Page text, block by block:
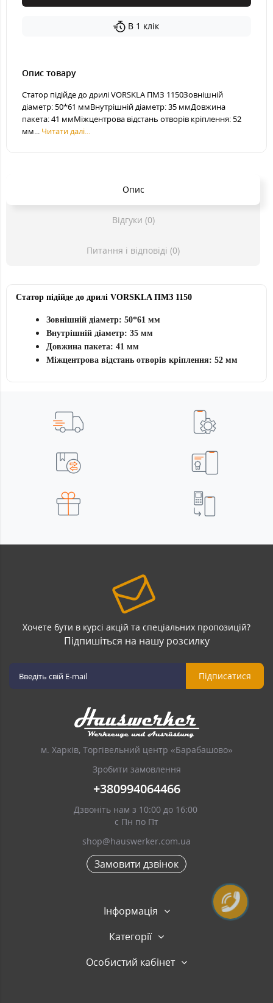
В 1 клік
Опис товару
Статор підійде до дрилі VORSKLA ПМЗ 1150Зовнішній
діаметр: 50*61 ммВнутрішній діаметр: 35 ммДовжина
пакета: 41 ммМіжцентрова відстань отворів кріплення: 52
мм... Читати далі...
Опис
Відгуки (0)
Питання і відповіді (0)
Статор підійде до дрилі VORSKLA ПМЗ 1150
Зовнішній діаметр: 50*61 мм
Внутрішній діаметр: 35 мм
Довжина пакета: 41 мм
Міжцентрова відстань отворів кріплення: 52 мм
Хочете бути в курсі акцій та спеціальних пропозицій?
Підпишіться на нашу розсилку
Підписатися
м. Харків, Торгівельний центр «Барабашово»
Зробити замовлення
+380994064466
Дзвоніть нам з 10:00 до 16:00
с Пн по Пт
shop@hauswerker.com.ua
Замовити дзвінок
Інформація
Категорії
Особистий кабінет